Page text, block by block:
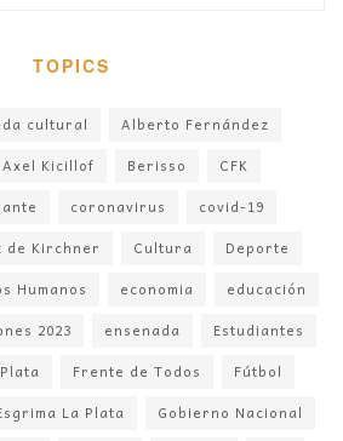
TOPICS
cultural
Alberto Fernández
Axel Kicillof Berisso
CFK
coronavirus
covid-19
de Kirchner
Cultura
Deporte
Humanos economia
educación
2023 ensenada
Estudiantes
Frente de Todos
Fútbol
La Plata
Gobierno Nacional